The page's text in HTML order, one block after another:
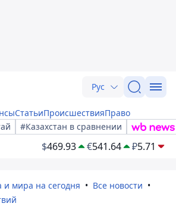
Рус
СтатьиПроисшествияПраво
#Казахстан в сравнении
$469.93 €541.64 ₽5.71
и мира на сегодня
Все новости